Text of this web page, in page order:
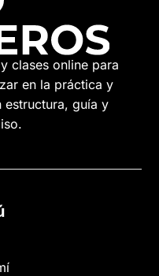
clases online para
en la práctica y
estructura, guía y